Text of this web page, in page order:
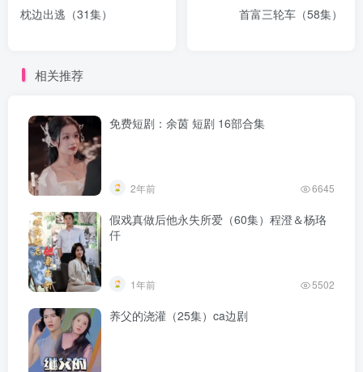
枕边出逃（31集）
首富三轮车（58集）
相关推荐
免费短剧：余茵 短剧 16部合集
2年前 6645
假戏真做后他永失所爱（60集）程澄＆杨珞
仟
1年前 5502
养父的浇灌（25集）ca边剧